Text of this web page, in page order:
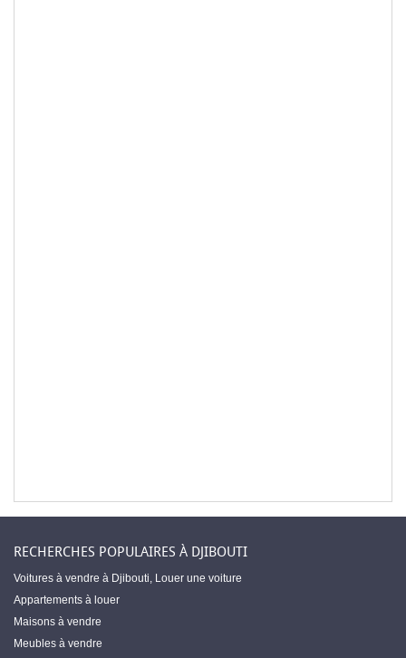
RECHERCHES POPULAIRES À DJIBOUTI
Voitures à vendre à Djibouti, Louer une voiture
Appartements à louer
Maisons à vendre
Meubles à vendre